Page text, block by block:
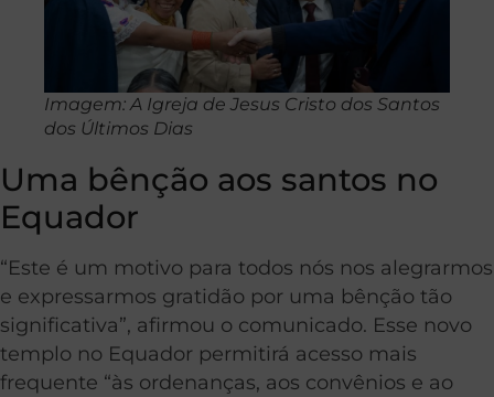
Imagem: A Igreja de Jesus Cristo dos Santos
dos Últimos Dias
Uma bênção aos santos no
Equador
“Este é um motivo para todos nós nos alegrarmos
e expressarmos gratidão por uma bênção tão
significativa”, afirmou o comunicado. Esse novo
templo no Equador permitirá acesso mais
frequente “às ordenanças, aos convênios e ao